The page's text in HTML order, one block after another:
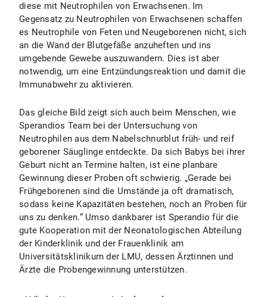
diese mit Neutrophilen von Erwachsenen. Im
Gegensatz zu Neutrophilen von Erwachsenen schaffen
es Neutrophile von Feten und Neugeborenen nicht, sich
an die Wand der Blutgefäße anzuheften und ins
umgebende Gewebe auszuwandern. Dies ist aber
notwendig, um eine Entzündungsreaktion und damit die
Immunabwehr zu aktivieren.
Das gleiche Bild zeigt sich auch beim Menschen, wie
Sperandios Team bei der Untersuchung von
Neutrophilen aus dem Nabelschnurblut früh- und reif
geborener Säuglinge entdeckte. Da sich Babys bei ihrer
Geburt nicht an Termine halten, ist eine planbare
Gewinnung dieser Proben oft schwierig. „Gerade bei
Frühgeborenen sind die Umstände ja oft dramatisch,
sodass keine Kapazitäten bestehen, noch an Proben für
uns zu denken.“ Umso dankbarer ist Sperandio für die
gute Kooperation mit der Neonatologischen Abteilung
der Kinderklinik und der Frauenklinik am
Universitätsklinikum der LMU, dessen Ärztinnen und
Ärzte die Probengewinnung unterstützen.